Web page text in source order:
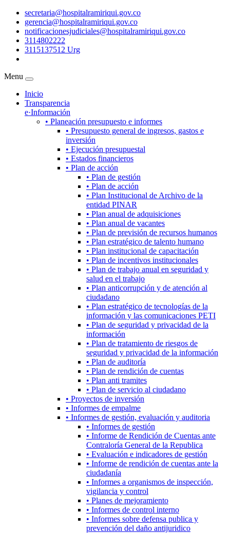
secretaria@hospitalramiriqui.gov.co
gerencia@hospitalramiriqui.gov.co
notificacionesjudiciales@hospitalramiriqui.gov.co
3114802222
3115137512 Urg
Menu
Inicio
Transparencia
e·Información
• Planeación presupuesto e informes
• Presupuesto general de ingresos, gastos e
inversión
• Ejecución presupuestal
• Estados financieros
• Plan de acción
• Plan de gestión
• Plan de acción
• Plan Institucional de Archivo de la
entidad PINAR
• Plan anual de adquisiciones
• Plan anual de vacantes
• Plan de previsión de recursos humanos
• Plan estratégico de talento humano
• Plan institucional de capacitación
• Plan de incentivos institucionales
• Plan de trabajo anual en seguridad y
salud en el trabajo
• Plan anticorrupción y de atención al
ciudadano
• Plan estratégico de tecnologías de la
información y las comunicaciones PETI
• Plan de seguridad y privacidad de la
información
• Plan de tratamiento de riesgos de
seguridad y privacidad de la información
• Plan de auditoría
• Plan de rendición de cuentas
• Plan anti tramites
• Plan de servicio al ciudadano
• Proyectos de inversión
• Informes de empalme
• Informes de gestión, evaluación y auditoria
• Informes de gestión
• Informe de Rendición de Cuentas ante
Contraloría General de la Republica
• Evaluación e indicadores de gestión
• Informe de rendición de cuentas ante la
ciudadanía
• Informes a organismos de inspección,
vigilancia y control
• Planes de mejoramiento
• Informes de control interno
• Informes sobre defensa publica y
prevención del daño antijuridico